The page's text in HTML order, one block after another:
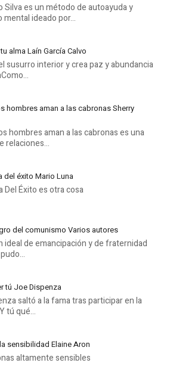
Silva es un método de autoayuda y
mental ideado por...
alma Laín García Calvo
susurro interior y crea paz y abundancia
hombres aman a las cabronas Sherry
hombres aman a las cabronas es una
relaciones...
del éxito Mario Luna
Del Éxito es otra cosa
del comunismo Varios autores
ideal de emancipación y de fraternidad
tú Joe Dispenza
saltó a la fama tras participar en la
tú qué...
sensibilidad Elaine Aron
altamente sensibles